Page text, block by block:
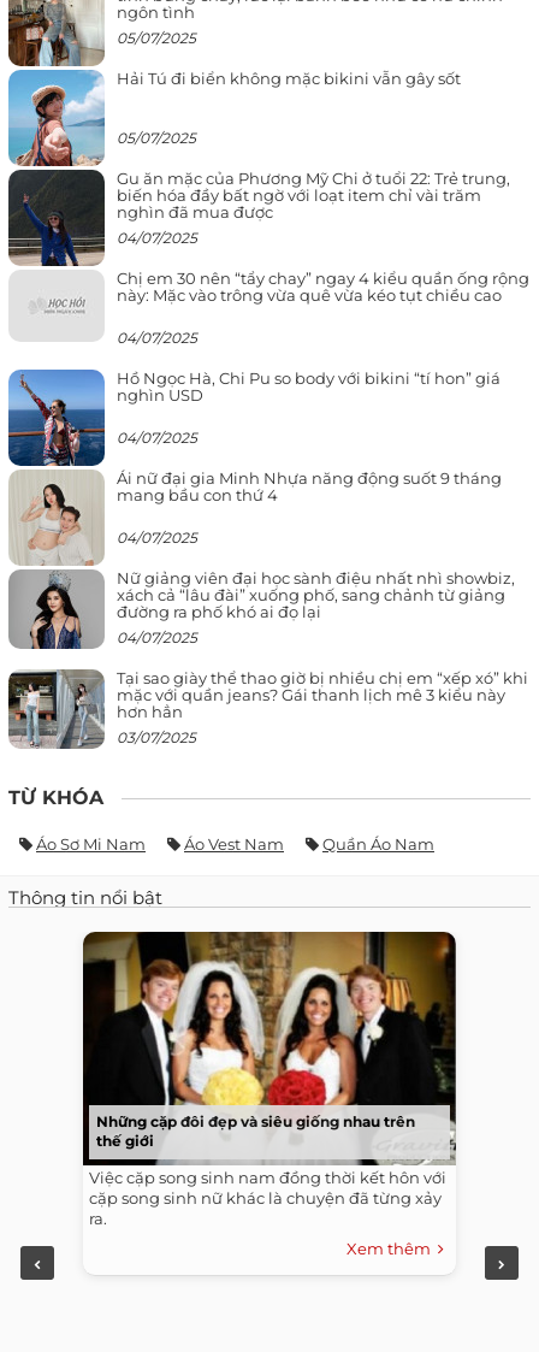
ngôn tình
05/07/2025
Hải Tú đi biển không mặc bikini vẫn gây sốt
05/07/2025
Gu ăn mặc của Phương Mỹ Chi ở tuổi 22: Trẻ trung,
biến hóa đầy bất ngờ với loạt item chỉ vài trăm
nghìn đã mua được
04/07/2025
Chị em 30 nên “tẩy chay” ngay 4 kiểu quần ống rộng
này: Mặc vào trông vừa quê vừa kéo tụt chiều cao
04/07/2025
Hồ Ngọc Hà, Chi Pu so body với bikini “tí hon” giá
nghìn USD
04/07/2025
Ái nữ đại gia Minh Nhựa năng động suốt 9 tháng
mang bầu con thứ 4
04/07/2025
Nữ giảng viên đại học sành điệu nhất nhì showbiz,
xách cả “lâu đài” xuống phố, sang chảnh từ giảng
đường ra phố khó ai đọ lại
04/07/2025
Tại sao giày thể thao giờ bị nhiều chị em “xếp xó” khi
mặc với quần jeans? Gái thanh lịch mê 3 kiểu này
hơn hẳn
03/07/2025
TỪ KHÓA
Áo Sơ Mi Nam Áo Vest Nam Quần Áo Nam
Thông tin nổi bật
Những cặp đôi đẹp và siêu giống nhau trên
thế giới
Việc cặp song sinh nam đồng thời kết hôn với
cặp song sinh nữ khác là chuyện đã từng xảy
ra.
Xem thêm